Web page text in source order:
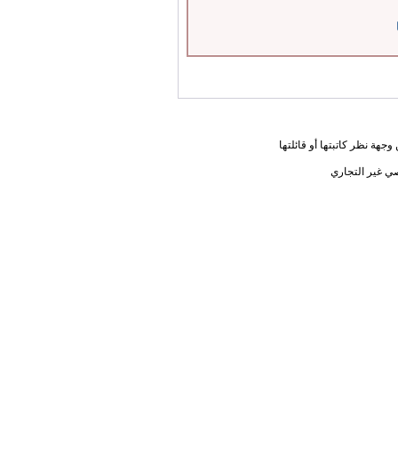
نظر كاتبتها أو قائلتها
غير التجاري